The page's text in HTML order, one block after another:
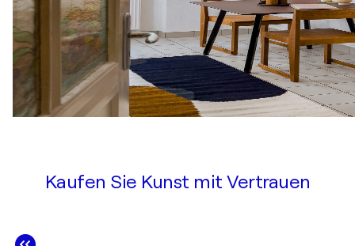
Kaufen Sie Kunst mit Vertrauen